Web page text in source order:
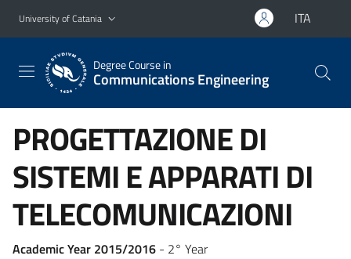
Go to main content
Go to navigation menu
University of Catania ITA
Degree Course in
Communications Engineering
PROGETTAZIONE DI
SISTEMI E APPARATI DI
TELECOMUNICAZIONI
Academic Year 2015/2016 - 2° Year